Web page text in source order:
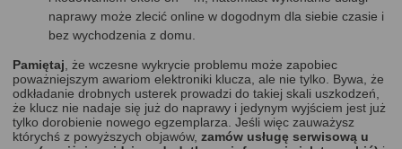
Opel Meriva A 2006 - 2010 (2006, 2007, 2008, 2009, 2010)
Opel Tigra B 2004 - 2009
Opel Vectra C 2002 - 2008
2008)
Opel Signum 2003 - 2008(2003, 2004, 2005, 2006, 2007, 2008)
naprawy może zlecić online w dogodnym dla siebie czasie i
bez wychodzenia z domu.
Pamiętaj, że wczesne wykrycie problemu może zapobiec
poważniejszym awariom elektroniki klucza, ale nie tylko. Bywa, że
odkładanie drobnych usterek prowadzi do takiej skali uszkodzeń,
że klucz nie nadaje się już do naprawy i jedynym wyjściem jest już
tylko dorobienie nowego egzemplarza. Jeśli więc zauważysz
którychś z powyższych objawów, zamów usługę serwisową u